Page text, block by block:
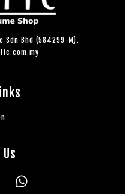
Sdn Bhd (584299-M).
Wechat